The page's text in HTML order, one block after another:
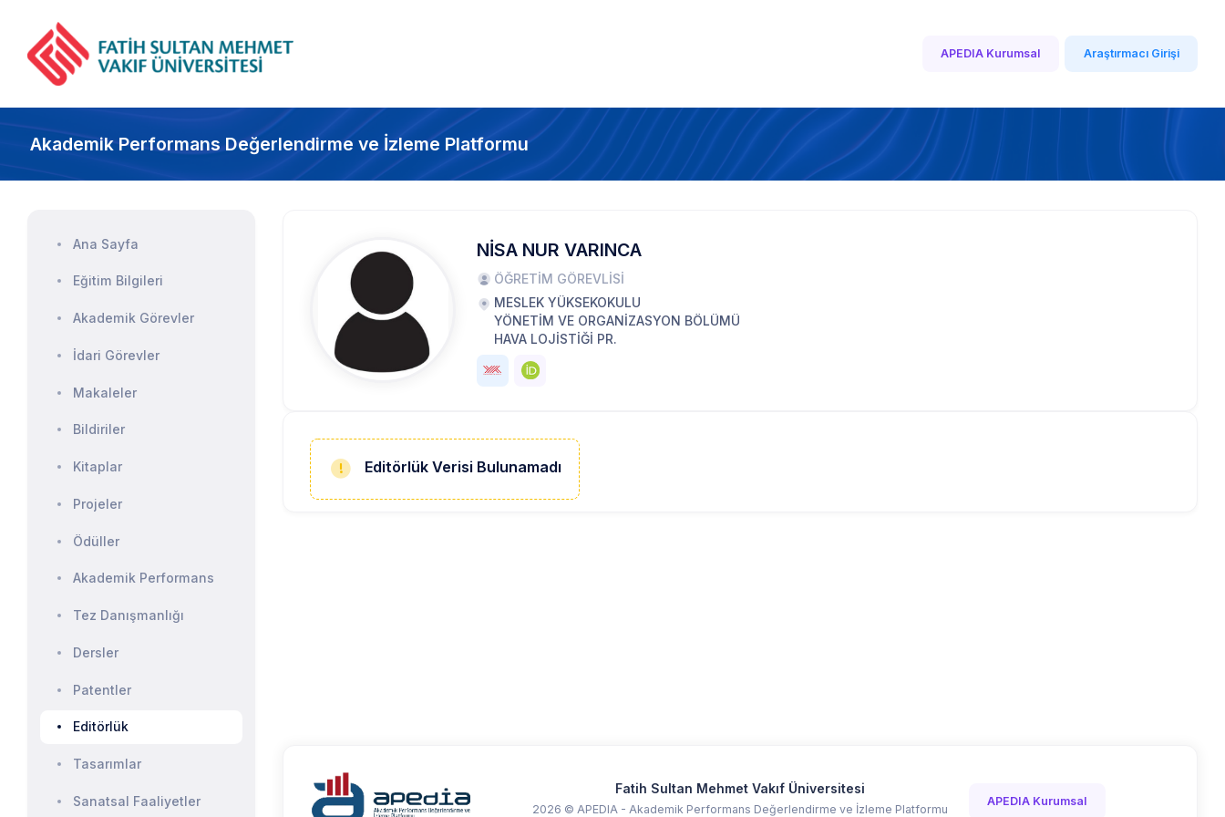
APEDIA Kurumsal Araştırmacı Girişi
Akademik Performans Değerlendirme ve İzleme Platformu
Ana Sayfa
Eğitim Bilgileri
Akademik Görevler
İdari Görevler
Makaleler
Bildiriler
Kitaplar
Projeler
Ödüller
Akademik Performans
Tez Danışmanlığı
Dersler
Patentler
Editörlük
Tasarımlar
Sanatsal Faaliyetler
NİSA NUR VARINCA
ÖĞRETİM GÖREVLİSİ
MESLEK YÜKSEKOKULU
YÖNETİM VE ORGANİZASYON BÖLÜMÜ
HAVA LOJİSTİĞİ PR.
Editörlük Verisi Bulunamadı
Fatih Sultan Mehmet Vakıf Üniversitesi
2026 © APEDIA - Akademik Performans Değerlendirme ve İzleme Platformu
APEDIA Kurumsal